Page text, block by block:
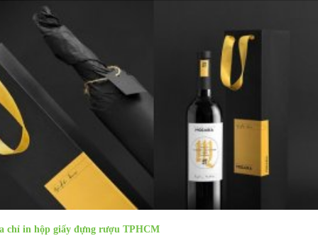
chỉ in hộp giấy đựng rượu TPHCM